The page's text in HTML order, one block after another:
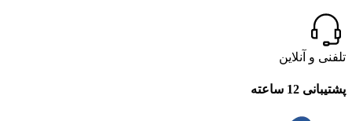
تلفنی و آنلاین
پشتیبانی 12 ساعته